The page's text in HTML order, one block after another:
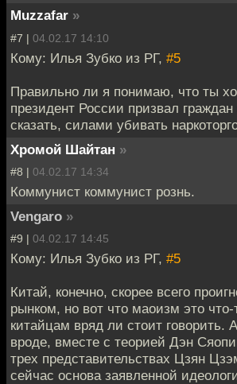
Muzzafar »
#7 | 04.02.17 14:10
Кому: Илья Зубко из РГ, #5
Правильно ли я понимаю, что ты
президент России призвал
сказать, силами убивать
Хромой Шайтан »
#8 | 04.02.17 14:34
Коммунист коммунист рознь.
Vengaro »
#9 | 04.02.17 14:45
Кому: Илья Зубко из РГ, #5
Китай, конечно, скорее всего
рынком, но вот что маоизм это что-
китайцам вряд ли стоит говорить.
вроде, вместе с теорией Дэн
трех представительствах Цзян
сейчас основа заявленной